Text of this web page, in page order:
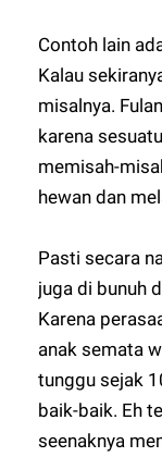
Contoh lain
Kalau
misalnya.
karena
memisah-
hewan dan
Pasti secara
juga di bunuh
Karena
anak semata
tunggu sejak
baik-baik. Eh
seenaknya